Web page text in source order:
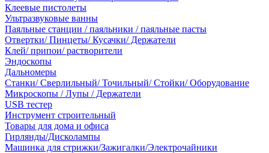
Клеевые пистолеты
Ультразвуковые ванны
Паяльные станции / паяльники / паяльные пасты
Отвертки/ Пинцеты/ Кусачки/ Держатели
Клей/ припои/ растворители
Эндоскопы
Дальномеры
Станки/ Сверлильный/ Точильный/ Стойки/ Оборудование
Микроскопы / Лупы / Держатели
USB тестер
Инструмент строительный
Товары для дома и офиса
Гирлянды/Дисколампы
Машинка для стрижки/Зажигалки/Электрочайники